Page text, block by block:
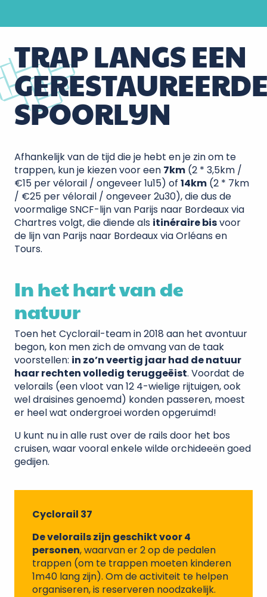
TRAP LANGS EEN
SPOORLIJN
Afhankelijk van de tijd die je hebt en je zin om te
trappen, kun je kiezen voor een 7km (2 * 3,5km /
€15 per vélorail / ongeveer 1u15) of 14km (2 * 7km
/ €25 per vélorail / ongeveer 2u30), die dus de
voormalige SNCF-lijn van Parijs naar Bordeaux via
Chartres volgt, die diende als itinéraire bisvoor
de lijn van Parijs naar Bordeaux via Orléans en
Tours.
In het hart van de
natuur
Toen het Cyclorail-team in 2018 aan het avontuur
begon, kon men zich de omvang van de taak
voorstellen: in zo’n veertig jaar had de natuur
haar rechten volledig teruggeëist. Voordat de
velorails (een vloot van 12 4-wielige rijtuigen, ook
wel draisines genoemd) konden passeren, moest
er heel wat ondergroei worden opgeruimd!
U kunt nu in alle rust over de rails door het bos
cruisen, waar vooral enkele wilde orchideeën goed
gedijen.
Cyclorail 37
De velorails zijn geschikt voor 4
personen, waarvan er 2 op de pedalen
trappen (om te trappen moeten kinderen
1m40 lang zijn). Om de activiteit te helpen
organiseren, is reserveren noodzakelijk.